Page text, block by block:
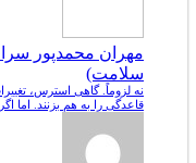
مهران محمدپور
سلامت)
نه لزوماً. گاهی استرس،
قاعدگی را به هم بزنند. اما